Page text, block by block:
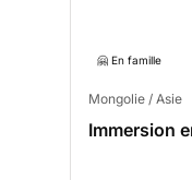
🤗 En famille
Mongolie / Asie
Immersion